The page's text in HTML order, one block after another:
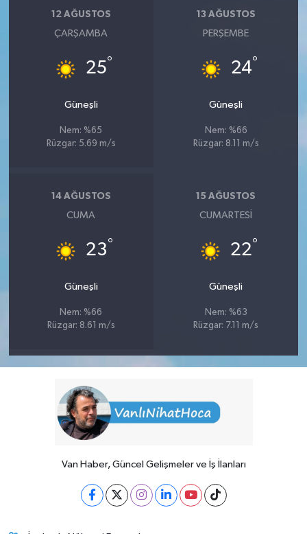
12 AĞUSTOS
ÇARŞAMBA
25°
Güneşli
Nem: %65
Rüzgar: 5.69 m/s
13 AĞUSTOS
PERŞEMBE
24°
Güneşli
Nem: %66
Rüzgar: 8.11 m/s
14 AĞUSTOS
CUMA
23°
Güneşli
Nem: %66
Rüzgar: 8.61 m/s
15 AĞUSTOS
CUMARTESI
22°
Güneşli
Nem: %63
Rüzgar: 7.11 m/s
Van Haber, Güncel Gelişmeler ve İş İlanları